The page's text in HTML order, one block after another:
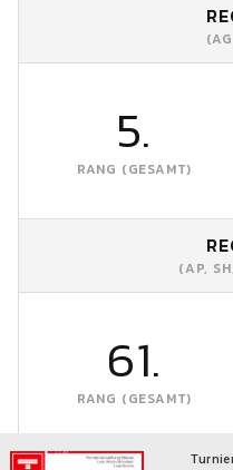
5.
RANG (GESAMT)
(AP,
61.
RANG (GESAMT)